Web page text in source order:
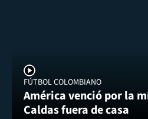
FÚTBOL COLOMBIANO
América venció por la
Caldas fuera de casa